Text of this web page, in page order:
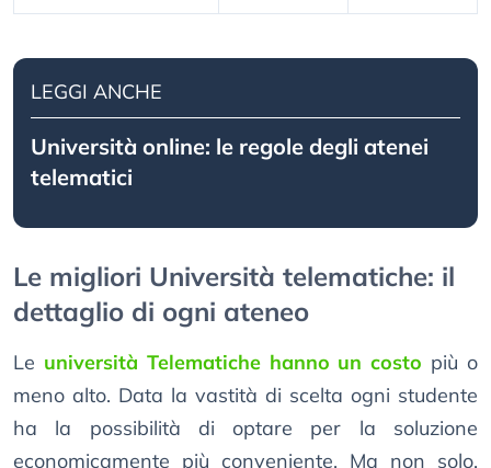
LEGGI ANCHE
Università online: le regole degli atenei
telematici
Le migliori Università telematiche: il
dettaglio di ogni ateneo
Le università Telematiche hanno un costo più o
meno alto. Data la vastità di scelta ogni studente
ha la possibilità di optare per la soluzione
economicamente più conveniente. Ma non solo,